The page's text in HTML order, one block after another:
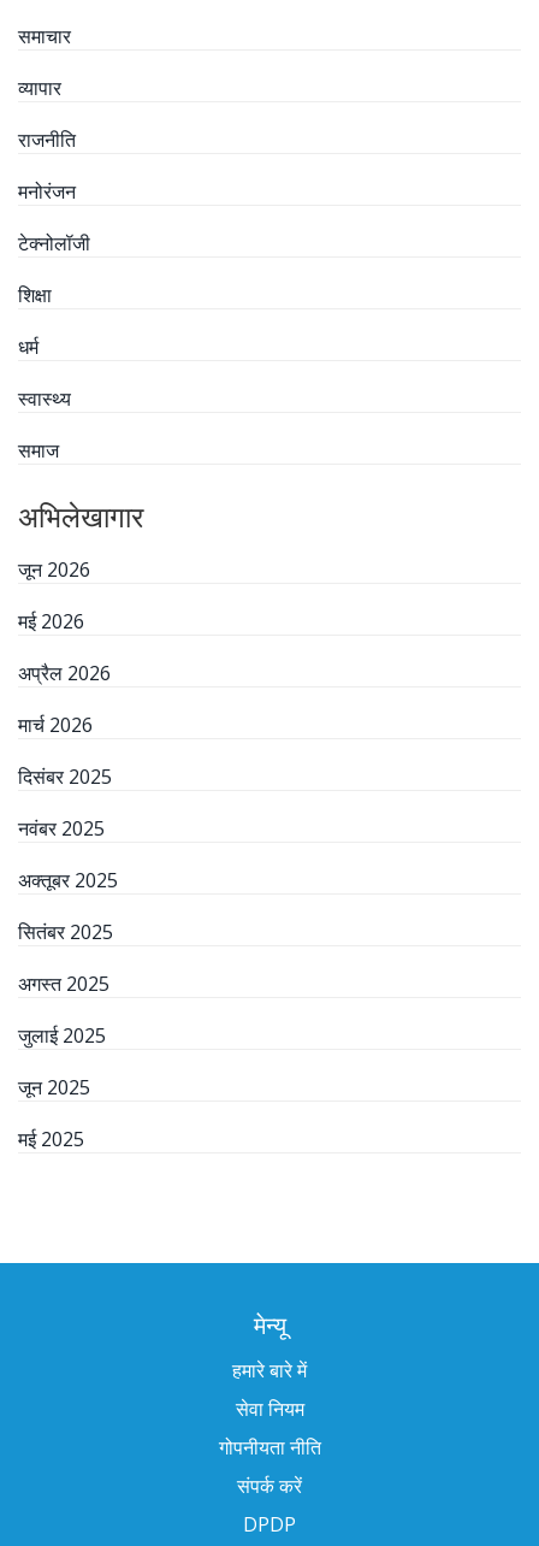
समाचार
व्यापार
राजनीति
मनोरंजन
टेक्नोलॉजी
शिक्षा
धर्म
स्वास्थ्य
समाज
अभिलेखागार
जून 2026
मई 2026
अप्रैल 2026
मार्च 2026
दिसंबर 2025
नवंबर 2025
अक्तूबर 2025
सितंबर 2025
अगस्त 2025
जुलाई 2025
जून 2025
मई 2025
मेन्यू
हमारे बारे में
सेवा नियम
गोपनीयता नीति
संपर्क करें
DPDP